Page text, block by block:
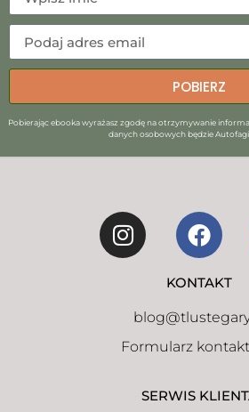
POBIERZ
Pobierając ebooka wyrażasz zgodę na otrzymywanie
danych osobowych będzie
KONTAKT
Formularz
SERWIS